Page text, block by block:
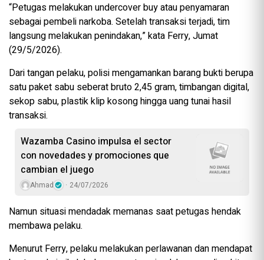
“Petugas melakukan undercover buy atau penyamaran
sebagai pembeli narkoba. Setelah transaksi terjadi, tim
langsung melakukan penindakan,” kata Ferry, Jumat
(29/5/2026).
Dari tangan pelaku, polisi mengamankan barang bukti berupa
satu paket sabu seberat bruto 2,45 gram, timbangan digital,
sekop sabu, plastik klip kosong hingga uang tunai hasil
transaksi.
Wazamba Casino impulsa el sector
con novedades y promociones que
cambian el juego
Ahmad 24/07/2026
Namun situasi mendadak memanas saat petugas hendak
membawa pelaku.
Menurut Ferry, pelaku melakukan perlawanan dan mendapat